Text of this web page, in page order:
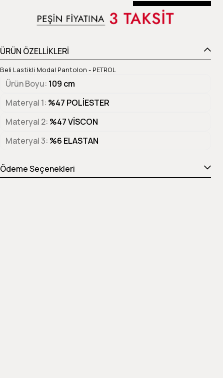
Beden Tablosu
ÜRÜN ÖZELLİKLERİ
Beli Lastikli Modal Pantolon - PETROL
Ürün Boyu 109 cm
Materyal 1 %47 POLİESTER
Materyal 2 %47 VİSCON
Materyal 3 %6 ELASTAN
Ödeme Seçenekleri